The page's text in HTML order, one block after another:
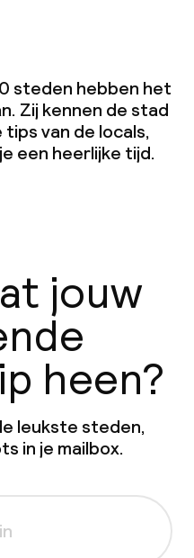
steden hebben het
Zij kennen de stad
tips van de locals,
een heerlijke tijd.
jouw
heen?
leukste steden,
in je mailbox.